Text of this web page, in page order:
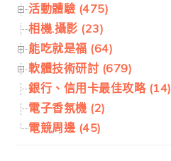
活動體驗 (475)
相機.攝影 (23)
能吃就是福 (64)
軟體技術研討 (679)
銀行、信用卡最佳攻略 (14)
電子香氛機 (2)
電競周邊 (45)